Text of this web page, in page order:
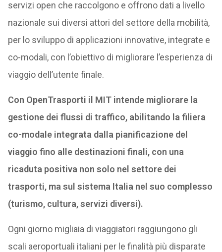
servizi open che raccolgono e offrono dati a livello
nazionale sui diversi attori del settore della mobilità,
per lo sviluppo di applicazioni innovative, integrate e
co-modali, con l’obiettivo di migliorare l’esperienza di
viaggio dell’utente finale.
Con OpenTrasporti il MIT intende migliorare la
gestione dei flussi di traffico, abilitando la filiera
co-modale integrata dalla pianificazione del
viaggio fino alle destinazioni finali, con una
ricaduta positiva non solo nel settore dei
trasporti, ma sul sistema Italia nel suo complesso
(turismo, cultura, servizi diversi).
Ogni giorno migliaia di viaggiatori raggiungono gli
scali aeroportuali italiani per le finalità più disparate